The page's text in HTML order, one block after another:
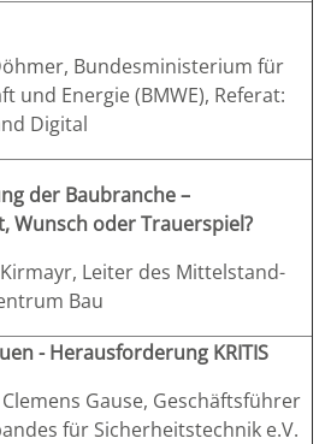
Bundesministerium für
und Energie (BMWE), Referat:
Digital
der Baubranche –
Wunsch oder Trauerspiel?
Leiter des Mittelstand-
Bau
- Herausforderung KRITIS
Gause, Geschäftsführer
für Sicherheitstechnik e.V.